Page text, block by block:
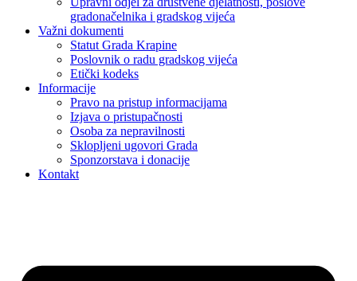
gradonačelnika i gradskog vijeća
Važni dokumenti
Statut Grada Krapine
Poslovnik o radu gradskog vijeća
Etički kodeks
Informacije
Pravo na pristup informacijama
Izjava o pristupačnosti
Osoba za nepravilnosti
Sklopljeni ugovori Grada
Sponzorstava i donacije
Kontakt